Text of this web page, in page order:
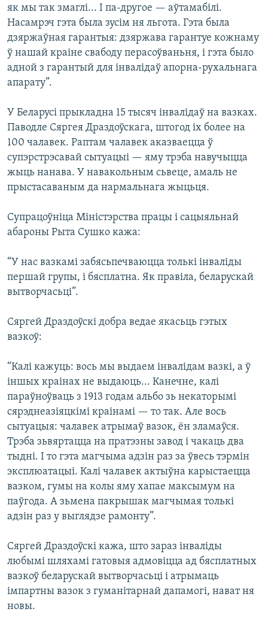
як мы так змаглі... І па-другое — аўтамабілі.
Насамрэч гэта была зусім ня льгота. Гэта была
дзяржаўная гарантыя: дзяржава гарантуе кожнаму
ў нашай краіне свабоду перасоўваньня, і гэта было
адной з гарантый для інвалідаў апорна-рухальнага
апарату”.
У Беларусі прыкладна 15 тысяч інвалідаў на вазках.
Паводле Сяргея Драздоўскага, штогод іх более на
100 чалавек. Раптам чалавек аказваецца ў
супэрстрэсавай сытуацыі — яму трэба навучыцца
жыць нанава. У навакольным сьвеце, амаль не
прыстасаваным да нармальнага жыцьця.
Супрацоўніца Міністэрства працы і сацыяльнай
абароны Рыта Сушко кажа:
“У нас вазкамі забясьпечваюцца толькі інваліды
першай групы, і бясплатна. Як правіла, беларускай
вытворчасьці”.
Сяргей Драздоўскі добра ведае якасьць гэтых
вазкоў:
“Калі кажуць: вось мы выдаем інвалідам вазкі, а ў
іншых краінах не выдаюць... Канечне, калі
параўноўваць з 1913 годам альбо зь некаторымі
сярэднеазіяцкімі краінамі — то так. Але вось
сытуацыя: чалавек атрымаў вазок, ён зламаўся.
Трэба зьвяртацца на пратэзны завод і чакаць два
тыдні. І то гэта магчыма адзін раз за ўвесь тэрмін
эксплюатацыі. Калі чалавек актыўна карыстаецца
вазком, гумы на колы яму хапае максымум на
паўгода. А зьмена пакрышак магчымая толькі
адзін раз у выглядзе рамонту”.
Сяргей Драздоўскі кажа, што зараз інваліды
любымі шляхамі гатовыя адмовіцца ад бясплатных
вазкоў беларускай вытворчасьці і атрымаць
імпартны вазок з гуманітарнай дапамогі, нават ня
новы.